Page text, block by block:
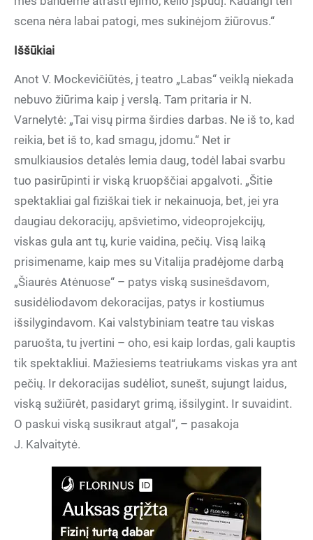
scena nėra labai patogi, mes sukinėjom žiūrovus.“
Iššūkiai
Anot V. Mockevičiūtės, į teatro „Labas“ veiklą niekada
nebuvo žiūrima kaip į verslą. Tam pritaria ir N.
Varnelytė: „Tai visų pirma širdies darbas. Ne iš to, kad
reikia, bet iš to, kad smagu, įdomu.“ Net ir
smulkiausios detalės lemia daug, todėl labai svarbu
tuo pasirūpinti ir viską kruopščiai apgalvoti. „Šitie
spektakliai gal fiziškai tiek ir nekainuoja, bet, jei yra
daugiau dekoracijų, apšvietimo, videoprojekcijų,
viskas gula ant tų, kurie vaidina, pečių. Visą laiką
prisimename, kaip mes su Vitalija pradėjome darbą
„Šiaurės Atėnuose“ – patys viską susinešdavom,
susidėliodavom dekoracijas, patys ir kostiumus
išsilygindavom. Kai valstybiniam teatre tau viskas
paruošta, tu įvertini – oho, esi kaip lordas, gali kauptis
tik spektakliui. Mažiesiems teatriukams viskas yra ant
pečių. Ir dekoracijas sudėliot, sunešt, sujungt laidus,
viską sužiūrėt, pasidaryt grimą, išsilygint. Ir suvaidint.
O paskui viską susikraut atgal“, – pasakoja
J. Kalvaitytė.